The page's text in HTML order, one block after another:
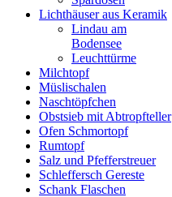
Lichthäuser aus Keramik
Lindau am
Bodensee
Leuchttürme
Milchtopf
Müslischalen
Naschtöpfchen
Obstsieb mit Abtropfteller
Ofen Schmortopf
Rumtopf
Salz und Pfefferstreuer
Schleffersch Gereste
Schank Flaschen